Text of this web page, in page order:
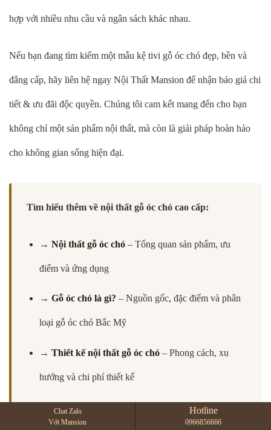
hợp với nhiều nhu cầu và ngân sách khác nhau.
Nếu bạn đang tìm kiếm một mẫu kệ tivi gỗ óc chó đẹp, bền và
đẳng cấp, hãy liên hệ ngay Nội Thất Mansion để nhận báo giá chi
tiết & ưu đãi độc quyền. Chúng tôi cam kết mang đến cho bạn
không chỉ một sản phẩm nội thất, mà còn là giải pháp hoàn hảo
cho không gian sống hiện đại.
Tìm hiểu thêm về nội thất gỗ óc chó cao cấp:
→ Nội thất gỗ óc chó– Tổng quan sản phẩm, ưu
điểm và ứng dụng
→ Gỗ óc chó là gì? – Nguồn gốc, đặc điểm và phân
loại gỗ óc chó Bắc Mỹ
→ Thiết kế nội thất gỗ óc chó– Phong cách, xu
hướng và chi phí thiết kế
Thi công nội thất gỗ óc chó – Quy trình, báo giá
Chat Zalo
Với Mansion
Hotline
0966856666